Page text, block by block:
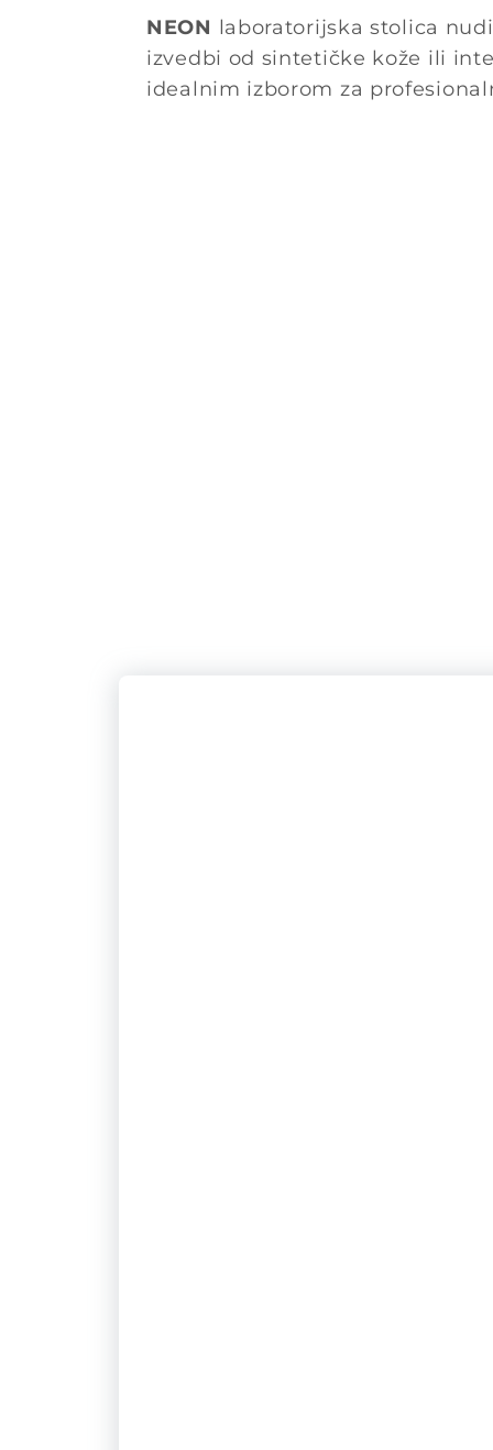
NEON laboratorijska stolica
izvedbi od sintetičke kože ili
idealnim izborom za